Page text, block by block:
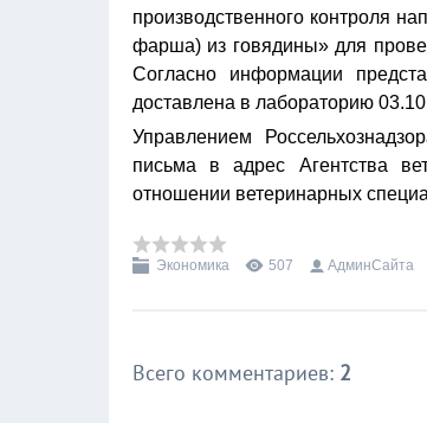
производственного контроля
фарша) из говядины» для
Согласно информации
доставлена в лабораторию
Управлением
письма в адрес Агентства
отношении ветеринарных
Экономика 507 АдминСайта
Всего комментариев: 2